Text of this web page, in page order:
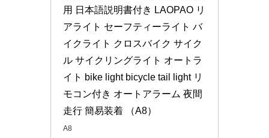
用 日本語説明書付き LAOPAO リ
アライト セーフティーライト バ
イクライト クロスバイク サイク
ル サイクリングライト オートラ
イト bike light bicycle tail light リ
モコン付き オートアラーム 夜間
走行 簡易装着 （A8）
A8